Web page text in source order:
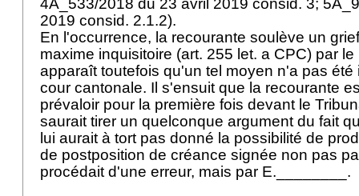
4A_533/2018 du 23 avril 2019 consid. 3;
2019 consid. 2.1.2).
En l'occurrence, la recourante soulève un
maxime inquisitoire (art. 255 let. a CPC) par le
apparaît toutefois qu'un tel moyen n'a pas
cour cantonale. Il s'ensuit que la recourante
prévaloir pour la première fois devant le
saurait tirer un quelconque argument du fait
lui aurait à tort pas donné la possibilité de
de postposition de créance signée non pas
procédait d'une erreur, mais par E.________.